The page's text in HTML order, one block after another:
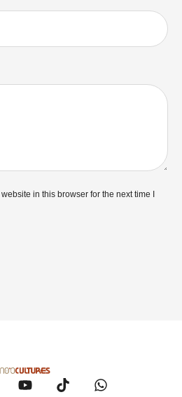
in this browser for the next time I